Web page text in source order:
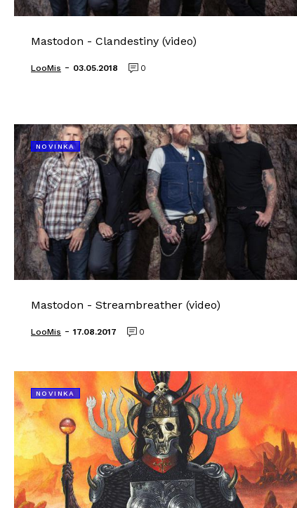
Mastodon - Clandestiny (video)
LooMis - 03.05.2018 0
NOVINKA
Mastodon - Streambreather (video)
LooMis - 17.08.2017 0
NOVINKA